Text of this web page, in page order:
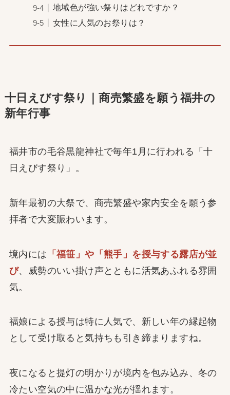
地域色が強い祭りはどれですか？
女性に人気のお祭りは？
十日えびす祭り｜商売繁盛を願う福井の
新年行事
福井市の毛谷黒龍神社で毎年1月に行われる「十
日えびす祭り」。
新年最初の大祭で、商売繁盛や家内安全を願う参
拝者で大変賑わいます。
境内には 「福笹」や「熊手」を授与する露店が並
び、威勢のいい掛け声とともに活気あふれる雰囲
気。
福娘による授与は特に人気で、新しい年の縁起物
として受け取ると気持ちも引き締まりますね。
夜になると提灯の明かりが境内を包み込み、冬の
冷たい空気の中に温かな光が揺れます。